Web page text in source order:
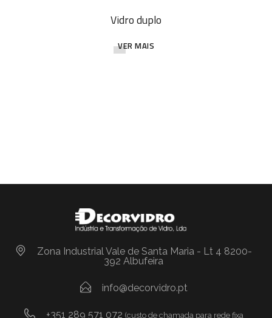
Vidro duplo
VER MAIS
Zona Industrial Vale de Santa Maria - Lt 4 8200-
392 Albufeira
info@decorvidro.pt
+351 289 571 072 (custo de chamada para rede fixa